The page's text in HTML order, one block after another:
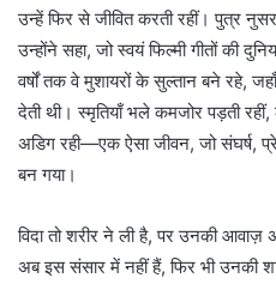
उन्हें फिर से जीवित करती रहीं। पुत्र
उन्होंने सहा, जो स्वयं फिल्मी गीतों की
वर्षों तक वे मुशायरों के सुल्तान बने रहे,
देती थी। स्मृतियाँ भले कमजोर पड़ती
अडिग रही—एक ऐसा जीवन, जो संघर्ष,
बन गया।
विदा तो शरीर ने ली है, पर उनकी आवाज़
अब इस संसार में नहीं हैं, फिर भी उनकी